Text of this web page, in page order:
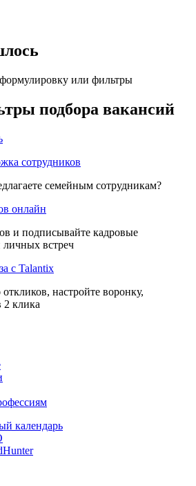
или фильтры
подбора вакансий
сотрудников
семейным сотрудникам?
онлайн
и подписывайте кадровые
личных встреч
с Talantix
настройте воронку,
2 клика
календарь